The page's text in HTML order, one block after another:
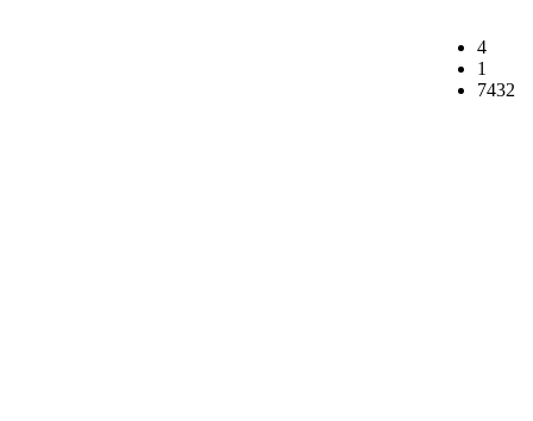
4
1
7432